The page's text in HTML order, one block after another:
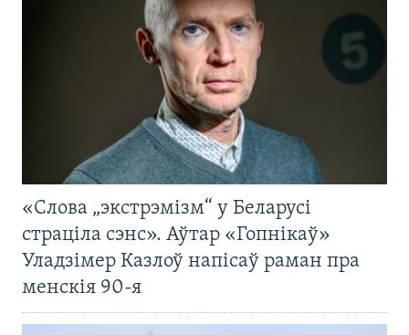
«Слова „экстрэмізм“ у Беларусі
страціла сэнс». Аўтар «Гопнікаў»
Уладзімер Казлоў напісаў раман пра
менскія 90-я